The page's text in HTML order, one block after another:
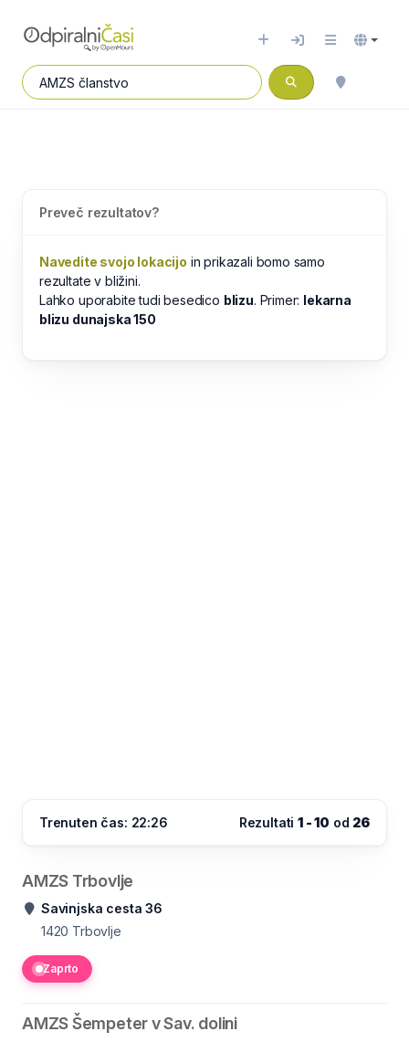
Preveč rezultatov?
Navedite svojo lokacijo in prikazali bomo samo
rezultate v bližini.
Lahko uporabite tudi besedico blizu. Primer: lekarna
blizu dunajska 150
Trenuten čas: 22:26 Rezultati1 - 10 od 26
AMZS Trbovlje
Savinjska cesta 36
1420 Trbovlje
Zaprto
AMZS Šempeter v Sav. dolini